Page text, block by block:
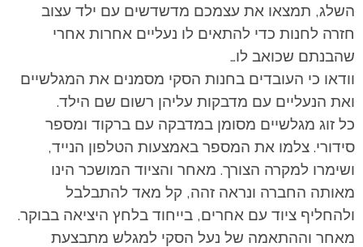
השלג, תמצאו את עצמכם מדשדשים עם ילד עצוב
חזרה לחנות כדי להתאים לו נעליים אחרות אחרי
שהבנתם שכואב לו…
וודאו כי העובדים בחנות הסקי מסמנים את המגלשיים
ואת הנעליים עם מדבקות עליהן רשום שם הילד.
כל זוג מגלשיים מסומן במדבקה עם ברקוד ומספר
סידורי. צלמו את המספר באמצעות הטלפון הנייד,
ושימרו למקרה הצורך. מאחר והציוד המושכר הינו
מאותה החברה ונראה זהה, קל מאד להתבלבל
ולהחליף ציוד עם אחרים, בייחוד בלחץ היציאה בבוקר.
מאחר וההתאמה של נעל הסקי למגלש מתבצעת